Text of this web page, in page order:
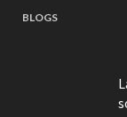
BLOGS